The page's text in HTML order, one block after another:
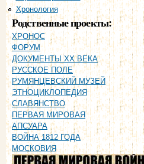
Хронология
Родственные проекты:
ХРОНОС
ФОРУМ
ДОКУМЕНТЫ XX ВЕКА
РУССКОЕ ПОЛЕ
РУМЯНЦЕВСКИЙ МУЗЕЙ
ЭТНОЦИКЛОПЕДИЯ
СЛАВЯНСТВО
ПЕРВАЯ МИРОВАЯ
АПСУАРА
ВОЙНА 1812 ГОДА
МОСКОВИЯ